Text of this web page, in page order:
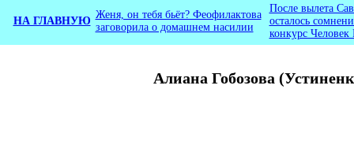
Алиана Гобозова
НА ГЛАВНУЮ
Женя, он тебя бьёт? Феофилактова
заговорила о домашнем насилии
После вылета
осталось
конкурс Человек